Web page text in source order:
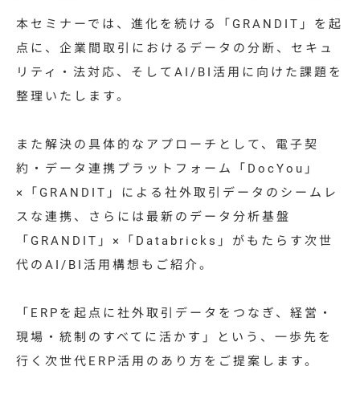
お問い合わせ
お知らせ・イベント情報
本セミナーでは、進化を続ける「GRANDIT」を起
点に、企業間取引におけるデータの分断、セキュ
リティ・法対応、そしてAI/BI活用に向けた課題を
整理いたします。
また解決の具体的なアプローチとして、電子契
約・データ連携プラットフォーム「DocYou」
×「GRANDIT」による社外取引データのシームレ
スな連携、さらには最新のデータ分析基盤
「GRANDIT」×「Databricks」がもたらす次世
代のAI/BI活用構想もご紹介。
「ERPを起点に社外取引データをつなぎ、経営・
現場・統制のすべてに活かす」という、一歩先を
行く次世代ERP活用のあり方をご提案します。